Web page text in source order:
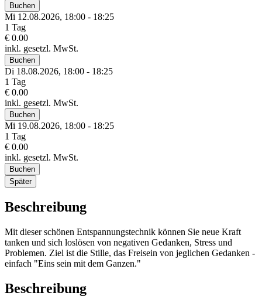
Buchen
Mi 12.08.2026, 18:00 - 18:25
1 Tag
€ 0.00
inkl. gesetzl. MwSt.
Buchen
Di 18.08.2026, 18:00 - 18:25
1 Tag
€ 0.00
inkl. gesetzl. MwSt.
Buchen
Mi 19.08.2026, 18:00 - 18:25
1 Tag
€ 0.00
inkl. gesetzl. MwSt.
Buchen
Später
Beschreibung
Mit dieser schönen Entspannungstechnik können Sie neue Kraft
tanken und sich loslösen von negativen Gedanken, Stress und
Problemen. Ziel ist die Stille, das Freisein von jeglichen Gedanken -
einfach "Eins sein mit dem Ganzen."
Beschreibung